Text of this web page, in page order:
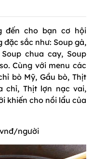
đến cho bạn cơ hội
sắc như: Soup gà,
chua cay, Soup
Cùng với menu các
bò Mỹ, Gầu bò, Thịt
chỉ, Thịt lợn nạc vai,
khiến cho nồi lẩu của
vnđ/người